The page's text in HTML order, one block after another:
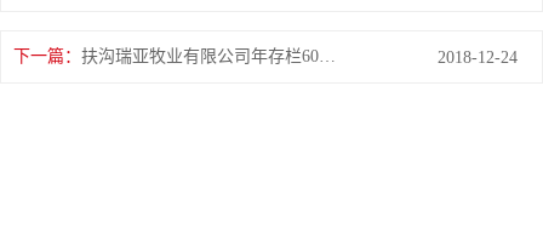
下一篇： 扶沟瑞亚牧业有限公司年存栏6000头奶牛养殖建设项目环境影响报告书 2018-12-24